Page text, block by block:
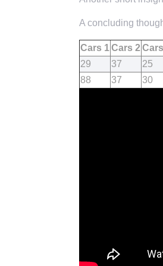
A concluding
Cars 1Cars 2
29
37 25
88
37 30